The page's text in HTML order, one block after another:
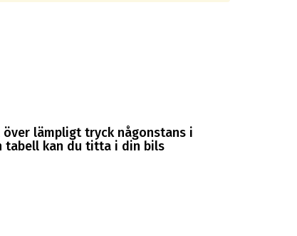
lämpligt tryck någonstans i
tabell kan du titta i din bils